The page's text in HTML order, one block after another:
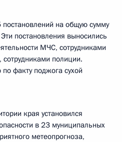
на общую сумму
постановления выносились
МЧС, сотрудниками
полиции.
факту поджога сухой
края установился
в 23 муниципальных
метеопрогноза,